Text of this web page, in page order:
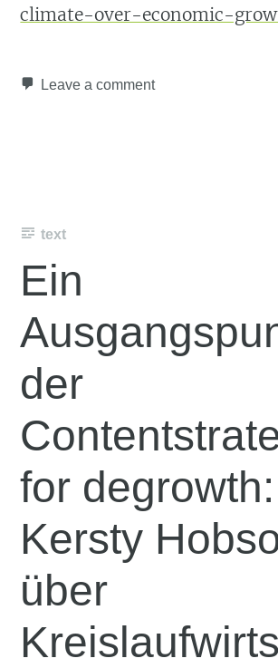
climate-over-economic-
Leave a comment
text
Ein
der
for degrowth:
Kersty
über